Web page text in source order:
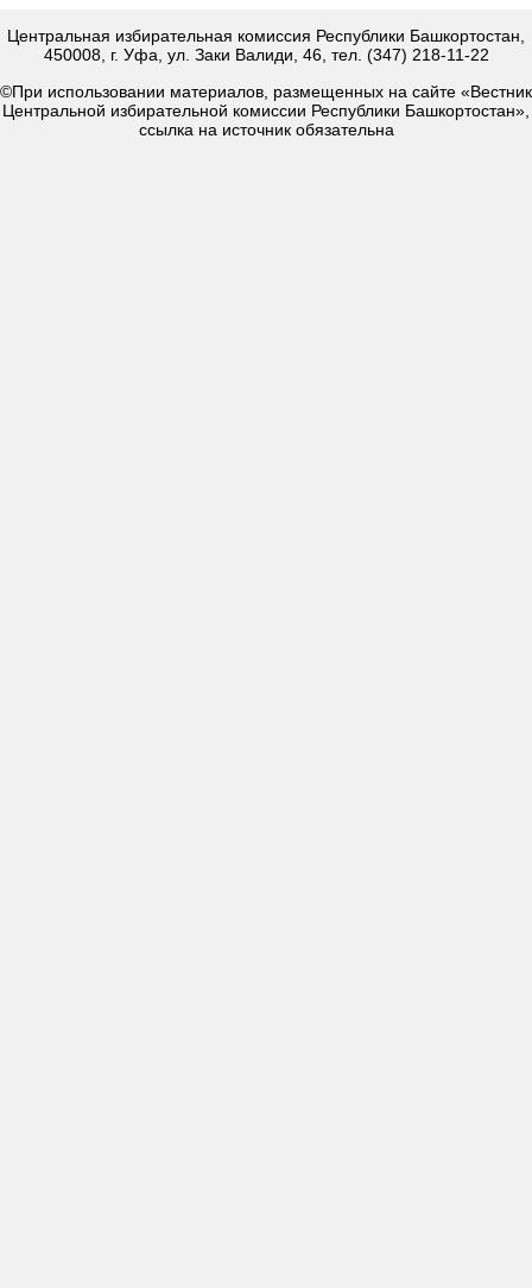
Центральная избирательная комиссия Республики Башкортостан,
450008, г. Уфа, ул. Заки Валиди, 46, тел. (347) 218-11-22
©При использовании материалов, размещенных на сайте «Вестник
Центральной избирательной комиссии Республики Башкортостан»,
ссылка на источник обязательна